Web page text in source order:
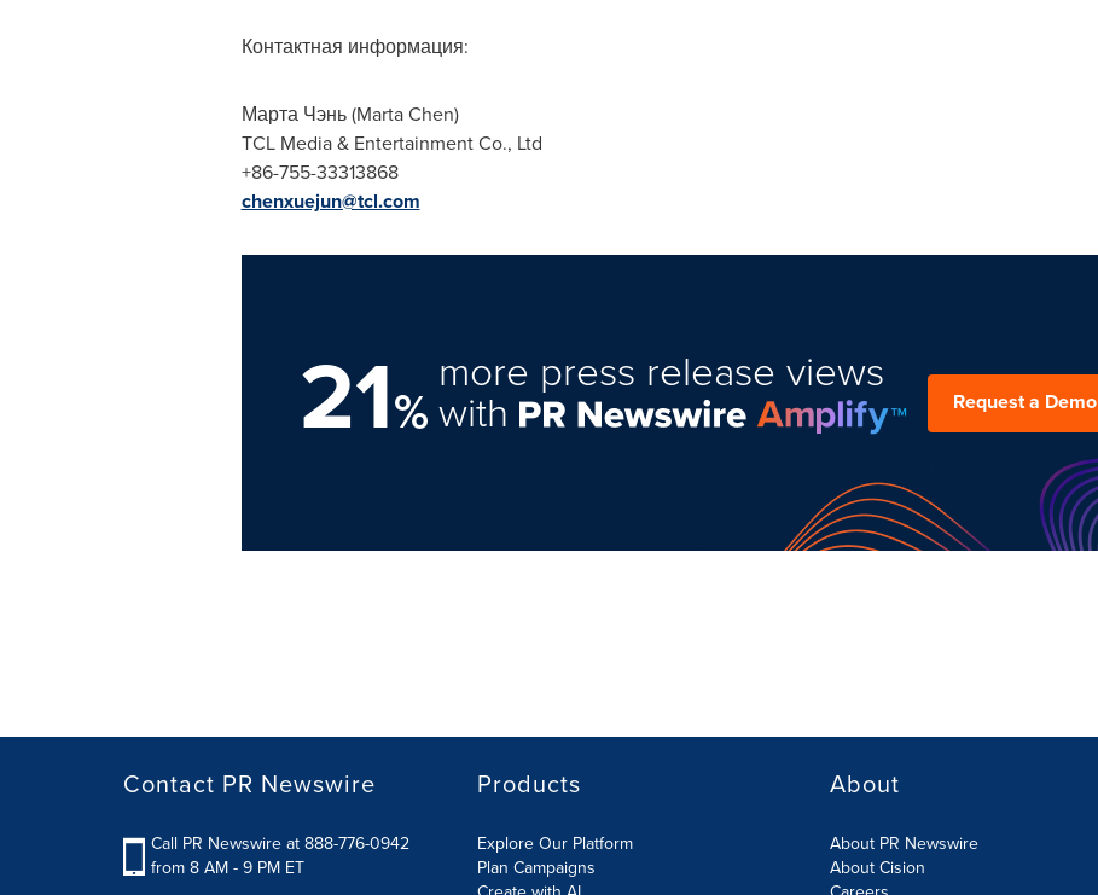
Контактная информация:
Марта Чэнь (Marta Chen)
TCL Media & Entertainment Co., Ltd
+86-755-33313868
chenxuejun@tcl.com
21%
more press release views
with Request a Demo
Contact PR Newswire
Call PR Newswire at 888-776-0942
from 8 AM - 9 PM ET
Products
Explore Our Platform
Plan Campaigns
About
About PR Newswire
About Cision